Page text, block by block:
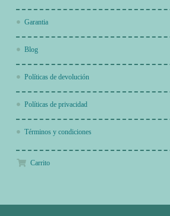
Garantia
Blog
Políticas de devolución
Políticas de privacidad
Términos y condiciones
Carrito